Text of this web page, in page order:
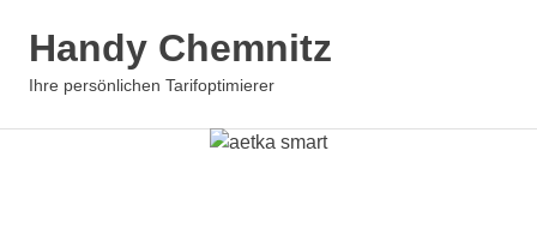
InhaltHandy Chemnitz
Ihre persönlichen Tarifoptimierer